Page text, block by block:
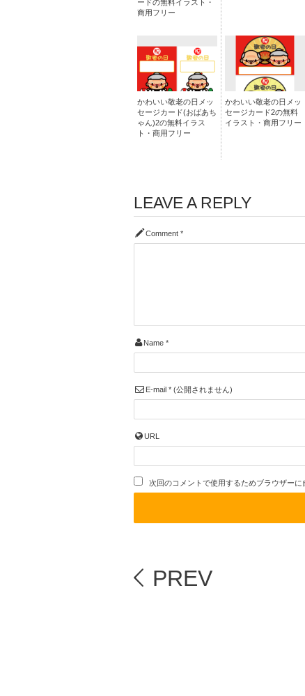
ードの無料イラスト・
商用フリー
かわいい敬老の日メッ
セージカード(おばあち
ゃん)2の無料イラス
ト・商用フリー
かわいい敬老の日メッ
セージカード2の無料
イラスト・商用フリー
LEAVE A REPLY
Comment *
Name *
E-mail *(公開されません)
URL
次回のコメントで使用するためブラウザー
PREV